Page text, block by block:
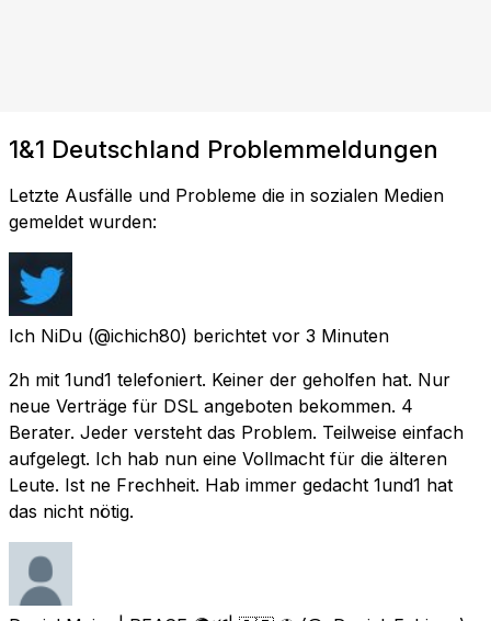
1&1 Deutschland Problemmeldungen
Letzte Ausfälle und Probleme die in sozialen Medien
gemeldet wurden:
Ich NiDu (@ichich80) berichtet vor 3 Minuten
2h mit 1und1 telefoniert. Keiner der geholfen hat. Nur
neue Verträge für DSL angeboten bekommen. 4
Berater. Jeder versteht das Problem. Teilweise einfach
aufgelegt. Ich hab nun eine Vollmacht für die älteren
Leute. Ist ne Frechheit. Hab immer gedacht 1und1 hat
das nicht nötig.